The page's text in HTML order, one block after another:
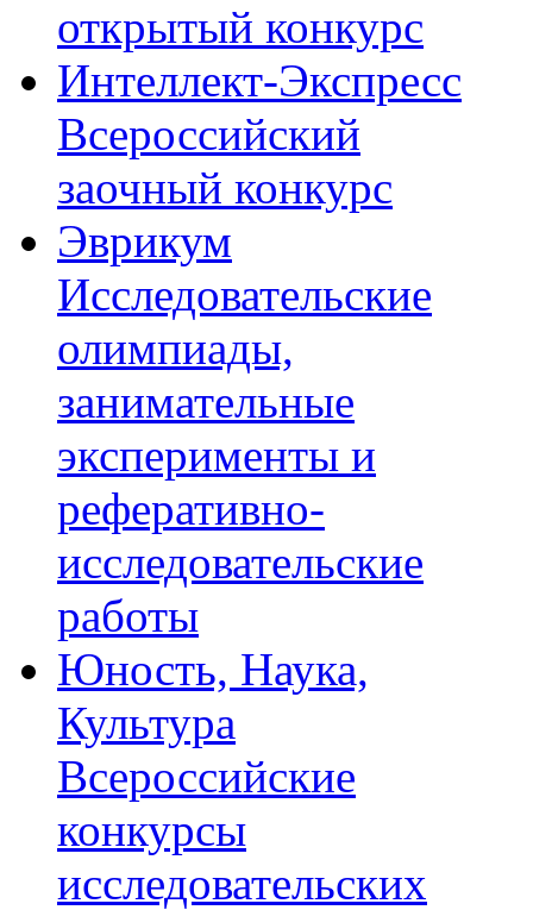
открытый конкурс
Интеллект-Экспресс
Всероссийский
заочный конкурс
Эврикум
Исследовательские
олимпиады,
занимательные
эксперименты и
реферативно-
исследовательские
работы
Юность, Наука,
Культура
Всероссийские
конкурсы
исследовательских